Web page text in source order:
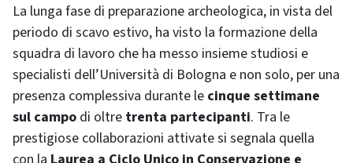
La lunga fase di preparazione archeologica, in vista del
periodo di scavo estivo, ha visto la formazione della
squadra di lavoro che ha messo insieme studiosi e
specialisti dell’Università di Bologna e non solo, per una
presenza complessiva durante le cinque settimane
sul campo di oltre trenta partecipanti. Tra le
prestigiose collaborazioni attivate si segnala quella